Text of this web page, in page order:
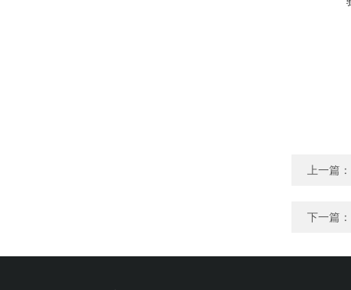
上一篇：
下一篇：